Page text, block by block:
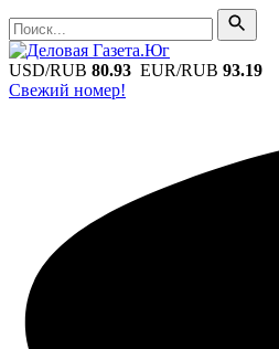
Поиск
Поиск
USD/RUB 80.93 EUR/RUB 93.19
Свежий номер!